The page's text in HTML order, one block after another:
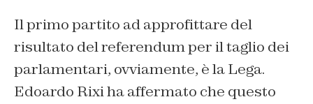
Il primo partito ad approfittare del
risultato del referendum per il taglio dei
parlamentari, ovviamente, è la Lega.
Edoardo Rixi ha affermato che questo